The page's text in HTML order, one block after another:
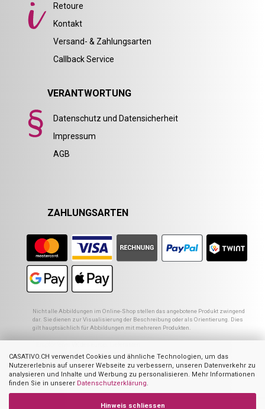
CASATIVO.CH verwendet Cookies und ähnliche Technologien, um das
Nutzererlebnis auf unserer Webseite zu verbessern, unseren Datenverkehr zu
analysieren und Inhalte und Werbung zu personalisieren. Mehr Informationen
finden Sie in unserer Datenschutzerklärung.
Hinweis schliessen
Retoure
Kontakt
Versand- & Zahlungsarten
Callback Service
VERANTWORTUNG
Datenschutz und Datensicherheit
Impressum
AGB
ZAHLUNGSARTEN
Nicht alle Abbildungen im Online-Shop stellen das angebotene Produkt zwingend
dar. Sie dienen zur Visualisierung der Beschreibung oder als Orientierung. Dies
gilt hauptsächlich für Abbildungen mit mehreren Produkten.
Ehemaliger Preis von Casativo
3 Summe der Einzelpreise
4 UVP des Herstellers